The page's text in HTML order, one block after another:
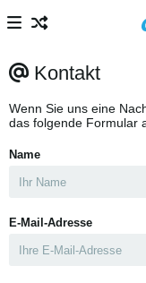
Kontakt
Wenn Sie uns eine
das folgende Formular
Name
E-Mail-Adresse